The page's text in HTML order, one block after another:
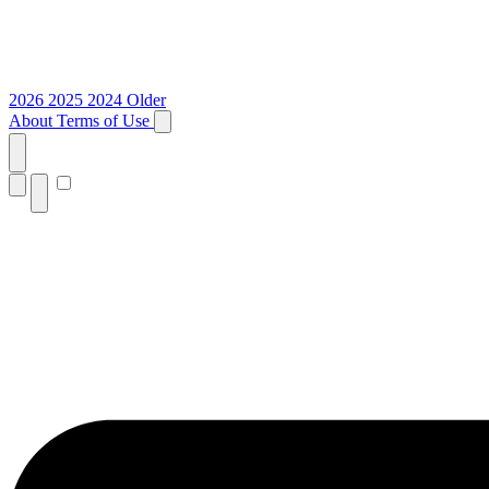
2026 2025 2024 Older
About Terms of Use